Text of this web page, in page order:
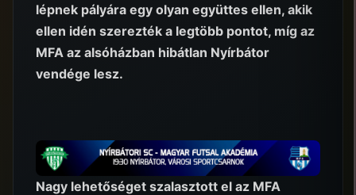
lépnek pályára egy olyan együttes ellen, akik
ellen idén szerezték a legtöbb pontot, míg az
MFA az alsóházban hibátlan Nyírbátor
vendége lesz.
Nagy lehetőséget szalasztott el az MFA